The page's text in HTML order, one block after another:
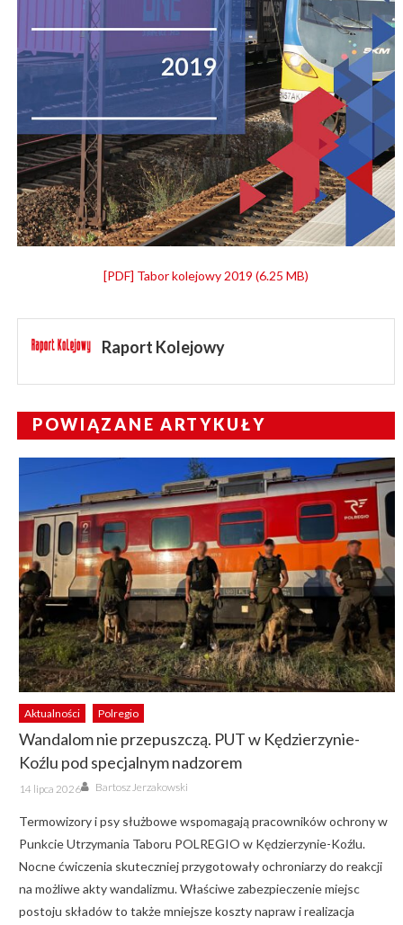
[PDF] Tabor kolejowy 2019 (6.25 MB)
Raport Kolejowy
POWIĄZANE ARTYKUŁY
Aktualności Polregio
Wandalom nie przepuszczą. PUT w Kędzierzynie-
Koźlu pod specjalnym nadzorem
Posted
on
14 lipca 2026 Author
Bartosz Jerzakowski
Termowizory i psy służbowe wspomagają pracowników ochrony w
Punkcie Utrzymania Taboru POLREGIO w Kędzierzynie-Koźlu.
Nocne ćwiczenia skuteczniej przygotowały ochroniarzy do reakcji
na możliwe akty wandalizmu. Właściwe zabezpieczenie miejsc
postoju składów to także mniejsze koszty napraw i realizacja